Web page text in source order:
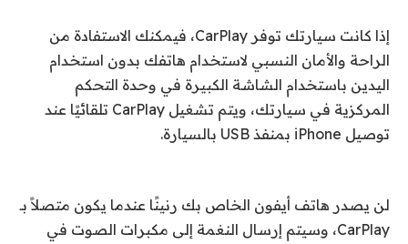
إذا كانت سيارتك توفر CarPlay، فيمكنك الاستفادة من
الراحة والأمان النسبي لاستخدام هاتفك بدون استخدام
اليدين باستخدام الشاشة الكبيرة في وحدة التحكم
المركزية في سيارتك، ويتم تشغيل CarPlay تلقائيًا عند
توصيل iPhone بمنفذ USB بالسيارة.
لن يصدر هاتف أيفون الخاص بك رنينًا عندما يكون متصلاً بـ
CarPlay، وسيتم إرسال النغمة إلى مكبرات الصوت في